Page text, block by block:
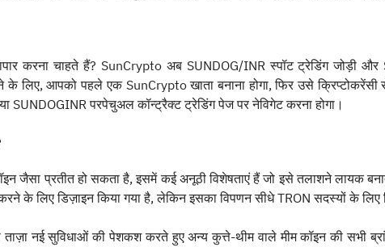
करना चाहते हैं? SunCrypto अब SUNDOG/INR स्पॉट ट्रेडिंग जोड़ी
लिए, आपको पहले एक SunCrypto खाता बनाना होगा, फिर उसे
SUNDOGINR परपेचुअल कॉन्ट्रैक्ट ट्रेडिंग पेज पर नेविगेट करना होगा।
जैसा प्रतीत हो सकता है, इसमें कई अनूठी विशेषताएं हैं जो इसे तलाशने लायक
के लिए डिज़ाइन किया गया है, लेकिन इसका विपणन सीधे TRON सदस्यों के लिए
नई सुविधाओं की पेशकश करते हुए अन्य कुत्ते-थीम वाले मीम कॉइन की सभी